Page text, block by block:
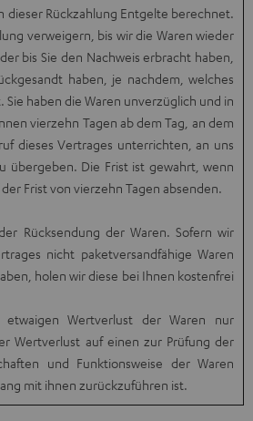
dieser Rückzahlung Entgelte berechnet.
verweigern, bis wir die Waren wieder
bis Sie den Nachweis erbracht haben,
haben, je nachdem, welches
haben die Waren unverzüglich und in
vierzehn Tagen ab dem Tag, an dem
dieses Vertrages unterrichten, an uns
übergeben. Die Frist ist gewahrt, wenn
Frist von vierzehn Tagen absenden.
Rücksendung der Waren. Sofern wir
nicht paketversandfähige Waren
holen wir diese bei Ihnen kostenfrei
Wertverlust der Waren nur
Wertverlust auf einen zur Prüfung der
und Funktionsweise der Waren
mit ihnen zurückzuführen ist.